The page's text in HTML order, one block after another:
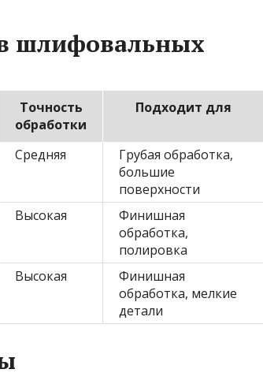
шлифовальных
Точность
обработки
Подходит для
Средняя
Грубая обработка,
большие
поверхности
Высокая
Финишная
обработка,
полировка
Высокая
Финишная
обработка, мелкие
детали